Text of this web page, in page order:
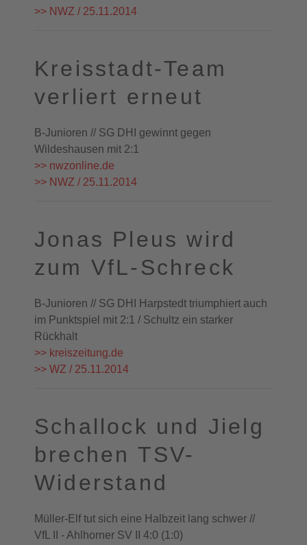
>> NWZ / 25.11.2014
Kreisstadt-Team
verliert erneut
B-Junioren // SG DHI gewinnt gegen
Wildeshausen mit 2:1
>> nwzonline.de
>> NWZ / 25.11.2014
Jonas Pleus wird
zum VfL-Schreck
B-Junioren // SG DHI Harpstedt triumphiert auch
im Punktspiel mit 2:1 / Schultz ein starker
Rückhalt
>> kreiszeitung.de
>> WZ / 25.11.2014
Schallock und Jielg
brechen TSV-
Widerstand
Müller-Elf tut sich eine Halbzeit lang schwer //
VfL II - Ahlhorner SV II 4:0 (1:0)